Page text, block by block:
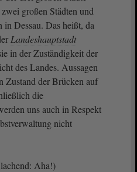
großen Städten und
in Dessau. Das heißt, da
Landeshauptstadt
in der Zuständigkeit der
des Landes. Aussagen
Zustand der Brücken auf
die
uns auch in Respekt
nicht
Aha!)